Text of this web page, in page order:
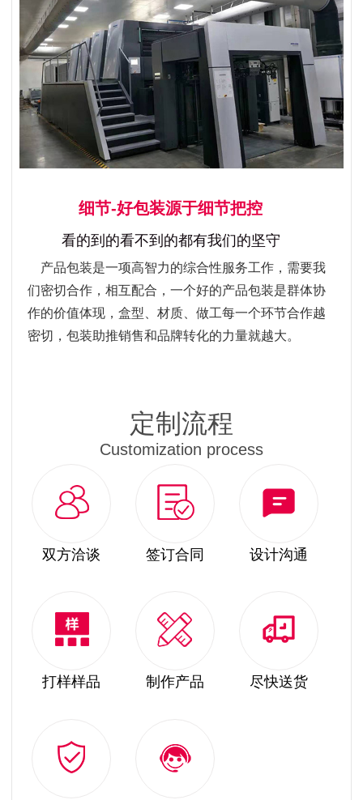
细节-好包装源于细节把控
看的到的看不到的都有我们的坚守
产品包装是一项高智力的综合性服务工作，需要我
们密切合作，相互配合，一个好的产品包装是群体协
作的价值体现，盒型、材质、做工每一个环节合作越
密切，包装助推销售和品牌转化的力量就越大。
定制流程
Customization process
双方洽谈 签订合同 设计沟通
打样样品 制作产品 尽快送货